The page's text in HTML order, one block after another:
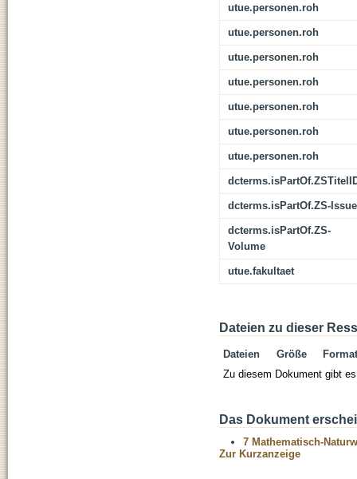
utue.personen.roh
utue.personen.roh
utue.personen.roh
utue.personen.roh
utue.personen.roh
utue.personen.roh
utue.personen.roh
dcterms.isPartOf.ZS-Issue
dcterms.isPartOf.ZS-
Volume
utue.fakultaet
Dateien zu dieser
Dateien Größe
Format
Zu diesem Dokument gibt
Das Dokument
7 Mathematisch-
Zur Kurzanzeige